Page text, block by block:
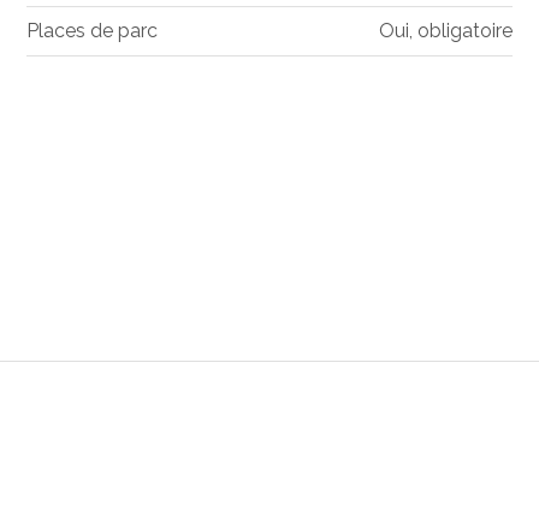
Places de parc Oui, obligatoire